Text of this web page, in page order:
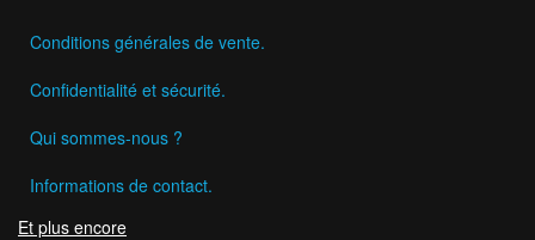
Conditions générales de vente.
Confidentialité et sécurité.
Qui sommes-nous ?
Informations de contact.
Et plus encore